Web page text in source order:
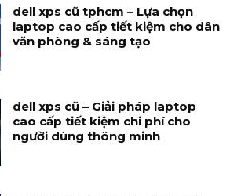
dell xps cũ tphcm – Lựa chọn
laptop cao cấp tiết kiệm cho dân
văn phòng & sáng tạo
dell xps cũ – Giải pháp laptop
cao cấp tiết kiệm chi phí cho
người dùng thông minh